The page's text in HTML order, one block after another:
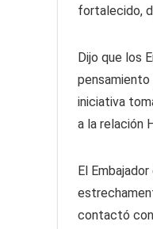
fortalecido,
Dijo que los
pensamiento
iniciativa
a la relación
El
contactó